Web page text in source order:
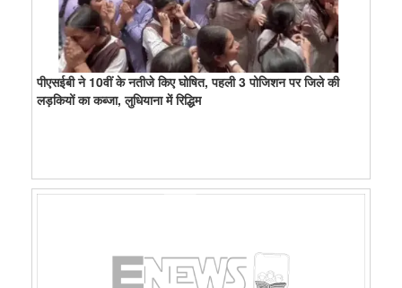
पीएसईबी ने 10वीं के नतीजे किए घोषित, पहली 3 पोजिशन पर जिले की
लड़कियों का कब्जा, लुधियाना में रिद्धिम